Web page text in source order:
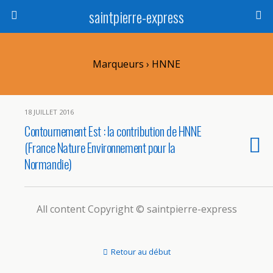
saintpierre-express
Marqueurs › HNNE
18 JUILLET 2016
Contournement Est : la contribution de HNNE
(France Nature Environnement pour la
Normandie)
All content Copyright © saintpierre-express
Retour au début